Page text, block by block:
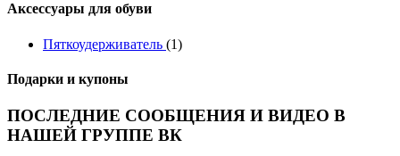
Аксессуары для обуви
Пяткоудерживатель (1)
Подарки и купоны
ПОСЛЕДНИЕ СООБЩЕНИЯ И ВИДЕО В
НАШЕЙ ГРУППЕ ВК